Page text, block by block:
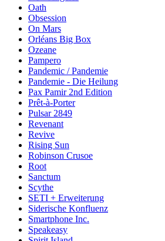
Oath
Obsession
On Mars
Orléans Big Box
Ozeane
Pampero
Pandemic / Pandemie
Pandemie - Die Heilung
Pax Pamir 2nd Edition
Prêt-à-Porter
Pulsar 2849
Revenant
Revive
Rising Sun
Robinson Crusoe
Root
Sanctum
Scythe
SETI + Erweiterung
Siderische Konfluenz
Smartphone Inc.
Speakeasy